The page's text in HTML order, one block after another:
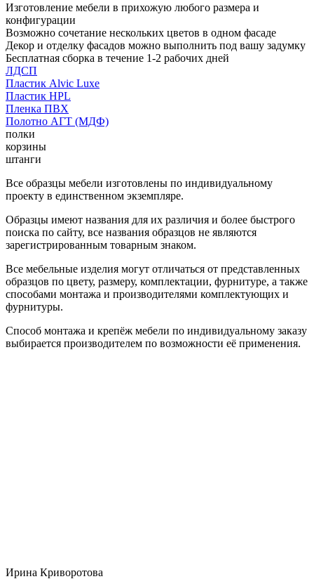
Изготовление мебели в прихожую любого размера и
конфигурации
Возможно сочетание нескольких цветов в одном фасаде
Декор и отделку фасадов можно выполнить под вашу задумку
Бесплатная сборка в течение 1-2 рабочих дней
ЛДСП
Пластик Alvic Luxe
Пластик HPL
Пленка ПВХ
Полотно АГТ (МДФ)
полки
корзины
штанги
Все образцы мебели изготовлены по индивидуальному
проекту в единственном экземпляре.
Образцы имеют названия для их различия и более быстрого
поиска по сайту, все названия образцов не являются
зарегистрированным товарным знаком.
Все мебельные изделия могут отличаться от представленных
образцов по цвету, размеру, комплектации, фурнитуре, а также
способами монтажа и производителями комплектующих и
фурнитуры.
Способ монтажа и крепёж мебели по индивидуальному заказу
выбирается производителем по возможности её применения.
Ирина Криворотова